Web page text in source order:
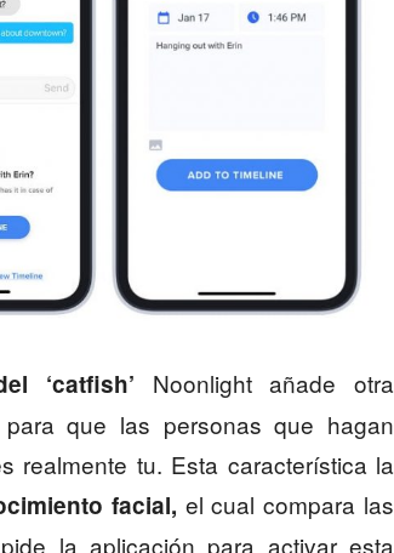
‘catfish’ Noonlight añade otra
que las personas que hagan
realmente tu. Esta característica la
facial, el cual compara las
la aplicación para activar esta